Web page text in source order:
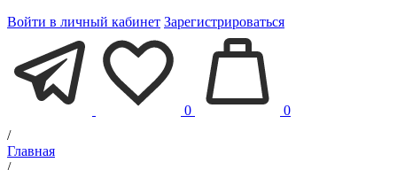
Войти в личный кабинет Зарегистрироваться
0
0
/
Главная
/